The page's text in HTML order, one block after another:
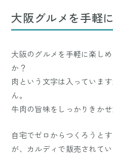
大阪グルメを手軽
大阪のグルメを手軽に楽し
か？
肉という文字は入っていま
ん。
牛肉の旨味をしっかりきか
自宅でゼロからつくろうと
が、カルディで販売されて